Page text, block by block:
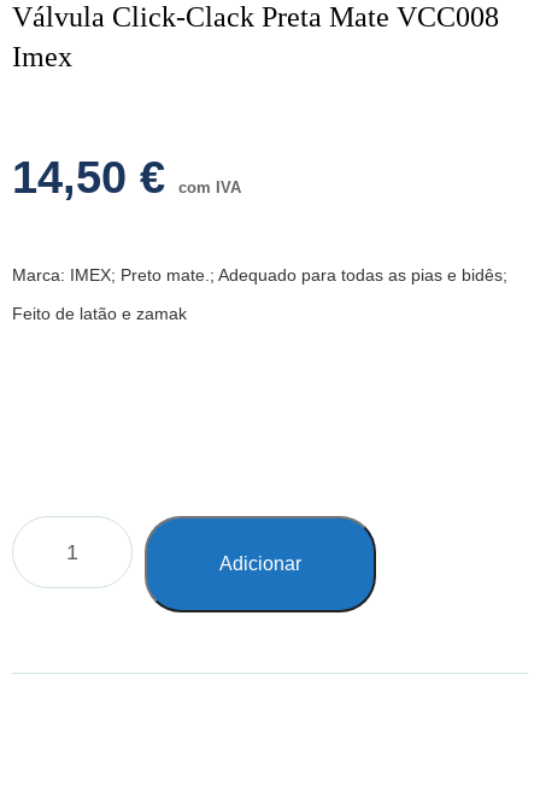
Válvula Click-Clack Preta Mate VCC008
Imex
14,50 € com IVA
Marca: IMEX; Preto mate.; Adequado para todas as pias e bidês;
Feito de latão e zamak
Adicionar